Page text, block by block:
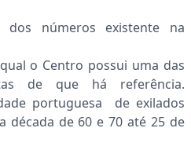
dos números existente na
o Centro possui uma das
de que há referência.
portuguesa de exilados
década de 60 e 70 até 25 de